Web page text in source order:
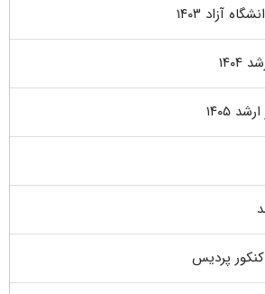
آزاد ۱۴۰۳
۱۴۰۵
پردیس